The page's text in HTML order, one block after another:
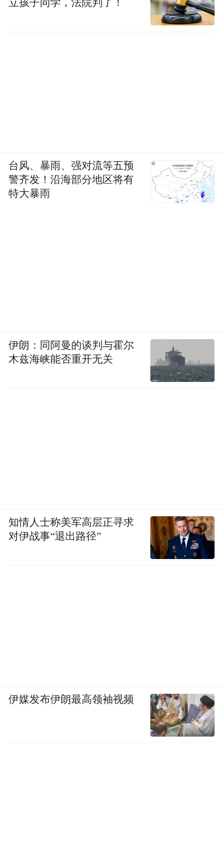
立孩子同学，法院判了！
台风、暴雨、强对流等五预
警齐发！沿海部分地区将有
特大暴雨
伊朗：同阿曼的谈判与霍尔
木兹海峡能否重开无关
知情人士称美军高层正寻求
对伊战事“退出路径”
伊媒发布伊朗最高领袖视频